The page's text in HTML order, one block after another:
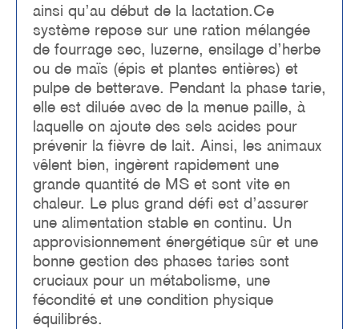
ainsi qu’au début de la lactation.Ce
système repose sur une ration mélangée
de fourrage sec, luzerne, ensilage d’herbe
ou de maïs (épis et plantes entières) et
pulpe de betterave. Pendant la phase tarie,
elle est diluée avec de la menue paille, à
laquelle on ajoute des sels acides pour
prévenir la fièvre de lait. Ainsi, les animaux
vêlent bien, ingèrent rapidement une
grande quantité de MS et sont vite en
chaleur. Le plus grand défi est d’assurer
une alimentation stable en continu. Un
approvisionnement énergétique sûr et une
bonne gestion des phases taries sont
cruciaux pour un métabolisme, une
fécondité et une condition physique
équilibrés.